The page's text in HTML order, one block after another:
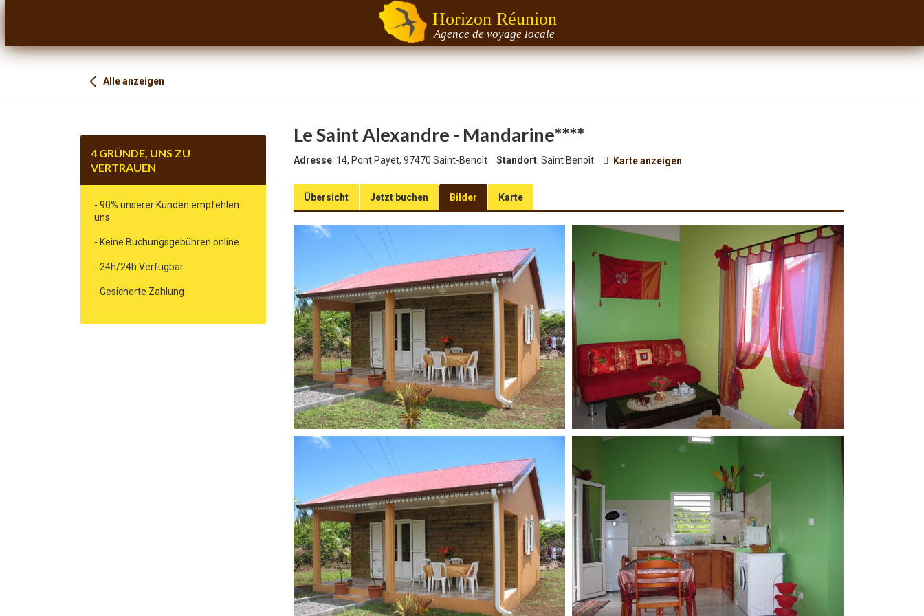
Horizon Réunion
Agence de voyage locale
Alle anzeigen
Le Saint Alexandre - Mandarine****
Adresse: 14, Pont Payet, 97470 Saint-Benoît Standort: Saint Benoît Karte anzeigen
Übersicht Jetzt buchen Bilder Karte
4 GRÜNDE, UNS ZU
VERTRAUEN
- 90% unserer Kunden empfehlen
uns
- Keine Buchungsgebühren online
- 24h/24h Verfügbar
- Gesicherte Zahlung